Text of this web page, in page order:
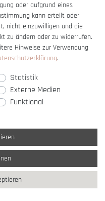
MwSt. undzzgl. Versandkosten
2007-2026 Schmuck Krone / Alle
bycreateyourtemplate
oder aufgrund eines
kann erteilt oder
nicht einzuwilligen und die
zu ändern oder zu widerrufen.
Hinweise zur Verwendung
.
Statistik
Externe Medien
Funktional